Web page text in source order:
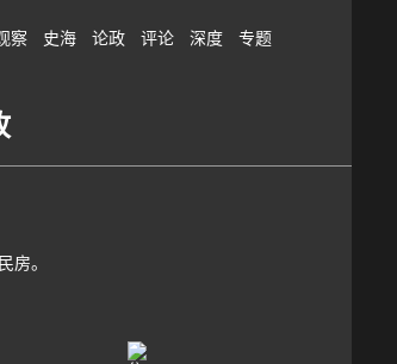
察 史海 论政 评论 深度 专题
房。